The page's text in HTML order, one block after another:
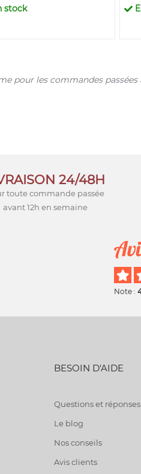
stock
pour les commandes passées
24/48H
toute commande passée
avant 12h en semaine
Note :
BESOIN D'AIDE
Questions et réponses
Le blog
Nos conseils
Avis clients